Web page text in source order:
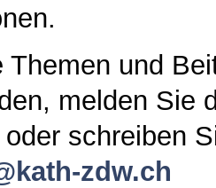
Themen und
melden Sie
schreiben
zdw.ch